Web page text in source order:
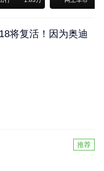
将复活！因为奥迪
推荐